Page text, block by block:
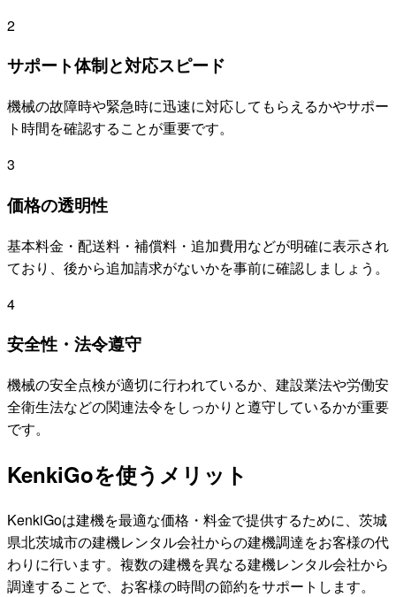
2
サポート体制と対応スピード
機械の故障時や緊急時に迅速に対応してもらえるかやサポー
ト時間を確認することが重要です。
3
価格の透明性
基本料金・配送料・補償料・追加費用などが明確に表示され
ており、後から追加請求がないかを事前に確認しましょう。
4
安全性・法令遵守
機械の安全点検が適切に行われているか、建設業法や労働安
全衛生法などの関連法令をしっかりと遵守しているかが重要
です。
KenkiGoを使うメリット
KenkiGoは建機を最適な価格・料金で提供するために、 茨城
県北茨城市の建機レンタル会社からの建機調達をお客様の代
わりに行います。複数の建機を異なる建機レンタル会社から
調達することで、お客様の時間の節約をサポートします。